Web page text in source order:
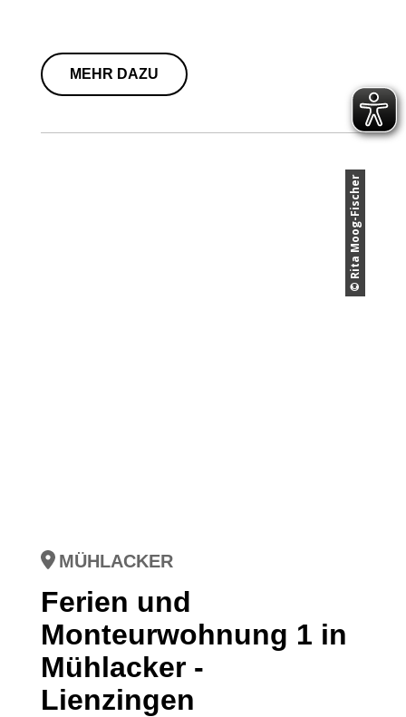
MEHR DAZU
© Rita Moog-Fischer
MÜHLACKER
Ferien und
Monteurwohnung 1 in
Mühlacker -
Lienzingen